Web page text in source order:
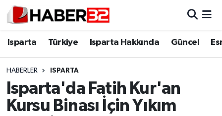
Isparta Türkiye Isparta Hakkında Güncel
HABERLER ISPARTA
Isparta'da Fatih Kur'an
Kursu Binası İçin Yıkım
Isparta
Esnaf Diyor ki;
ASAYİŞ
Isparta Nöbetçi Eczaneler
Isparta Trafik Yoğunluk Haritası
Süper Lig Puan Durumu ve Fikstür